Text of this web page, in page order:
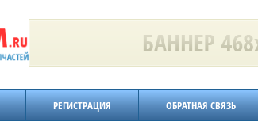
РЕГИСТРАЦИЯ ОБРАТНАЯ СВЯЗЬ